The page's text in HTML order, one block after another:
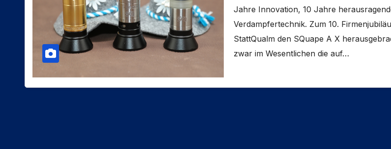
Jahre Innovation, 10 Jahre
Verdampfertechnik. Zum 10.
StattQualm den SQuape A X
zwar im Wesentlichen die auf…